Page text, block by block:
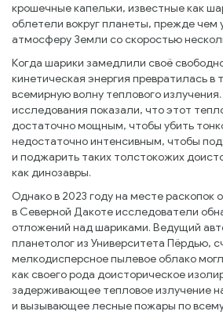
крошечные капельки, известные как
облетели вокруг планеты, прежде чем
атмосферу Земли со скоростью
Когда шарики замедлили своё
кинетическая энергия превратилась в
всемирную волну теплового
исследования показали, что этот
достаточно мощным, чтобы убить
недостаточно интенсивным, чтобы
и поджарить таких толстокожих
как динозавры.
Однако в 2023 году на месте раскопок
в Северной Дакоте исследователи
отложений над шариками. Ведущий
планетолог из Университета Пёрдью,
мелкодисперсное пылевое облако
как своего рода доисторическое
задерживающее тепловое излучение
и вызывающее лесные пожары по